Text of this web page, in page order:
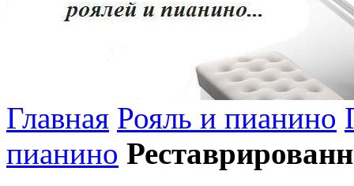
Главная Рояль и пианино
пианино